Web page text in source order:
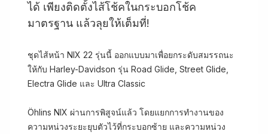
ได้ เพียงติดตั้งไส้โช้คในกระบอกโช้ค
มาตรฐาน แล้วลุยให้เต็มที่!
ชุดไส้หน้า NIX 22 รุ่นนี้ ออกแบบมาเพื่อยกระดับสมรรถนะ
ให้กับ Harley-Davidson รุ่น Road Glide, Street Glide,
Electra Glide และ Ultra Classic
Öhlins NIX ผ่านการพิสูจน์แล้ว โดยแยกการทำงานของ
ความหน่วงระยะยุบตัวไว้ที่กระบอกซ้าย และความหน่วง